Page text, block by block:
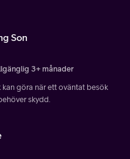
Son
3+ månader
göra när ett oväntat besök
skydd.